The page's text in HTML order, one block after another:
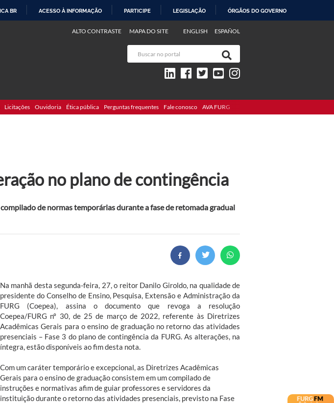
BR ACESSO À INFORMAÇÃO PARTICIPE LEGISLAÇÃO ÓRGÃOS DO GOVERNO
ENGLISH ESPAÑOL
ALTO CONTRASTE MAPA DO SITE
Licitações Ouvidoria Ética pública Perguntas frequentes Fale conosco AVA FURG
no plano de contingência
de normas temporárias durante a fase de retomada gradual
Na manhã desta segunda-feira, 27, o reitor Danilo Giroldo, na qualidade de
presidente do Conselho de Ensino, Pesquisa, Extensão e Administração da
FURG (Coepea), assina o documento que revoga a resolução
Coepea/FURG nº 30, de 25 de março de 2022, referente às Diretrizes
Acadêmicas Gerais para o ensino de graduação no retorno das atividades
presenciais – Fase 3 do plano de contingência da FURG. As alterações, na
íntegra, estão disponíveis ao fim desta nota.
Com um caráter temporário e excepcional, as Diretrizes Acadêmicas
Gerais para o ensino de graduação consistem em um compilado de
instruções e normativas afim de guiar professores e servidores da
instituição durante o retorno das atividades presenciais, previsto na Fase